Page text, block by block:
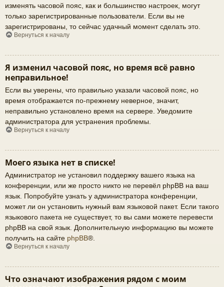
изменять часовой пояс, как и большинство настроек, могут
только зарегистрированные пользователи. Если вы не
зарегистрированы, то сейчас удачный момент сделать это.
Вернуться к началу
Я изменил часовой пояс, но время всё равно
неправильное!
Если вы уверены, что правильно указали часовой пояс, но
время отображается по-прежнему неверное, значит,
неправильно установлено время на сервере. Уведомите
администратора для устранения проблемы.
Вернуться к началу
Моего языка нет в списке!
Администратор не установил поддержку вашего языка на
конференции, или же просто никто не перевёл phpBB на ваш
язык. Попробуйте узнать у администратора конференции,
может ли он установить нужный вам языковой пакет. Если такого
языкового пакета не существует, то вы сами можете перевести
phpBB на свой язык. Дополнительную информацию вы можете
получить на сайте phpBB®.
Вернуться к началу
Что означают изображения рядом с моим